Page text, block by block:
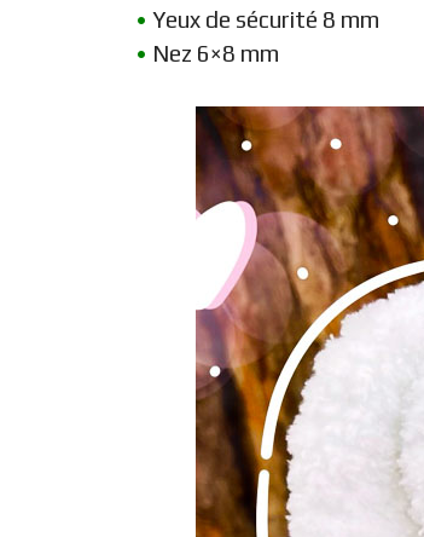
• Yeux de sécurité 8 mm
• Nez 6×8 mm